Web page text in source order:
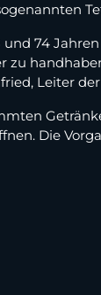
74
Leiter
Die